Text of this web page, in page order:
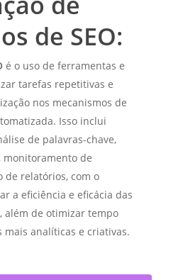
de SEO:
é o uso de ferramentas e
tarefas repetitivas e
nos mecanismos de
Isso inclui
de palavras-chave,
de
de relatórios, com o
a eficiência e eficácia das
além de otimizar tempo
mais analíticas e criativas.